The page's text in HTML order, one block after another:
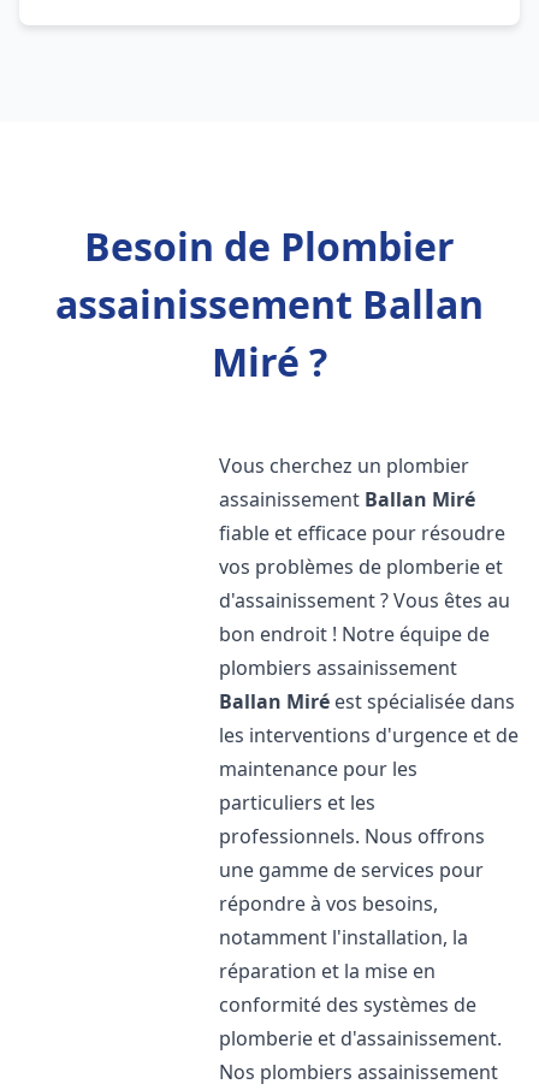
Besoin de Plombier
assainissement Ballan
Miré ?
Vous cherchez un plombier
assainissement Ballan Miré
fiable et efficace pour résoudre
vos problèmes de plomberie et
d'assainissement ? Vous êtes au
bon endroit ! Notre équipe de
plombiers assainissement
Ballan Miré est spécialisée dans
les interventions d'urgence et de
maintenance pour les
particuliers et les
professionnels. Nous offrons
une gamme de services pour
répondre à vos besoins,
notamment l'installation, la
réparation et la mise en
conformité des systèmes de
plomberie et d'assainissement.
Nos plombiers assainissement